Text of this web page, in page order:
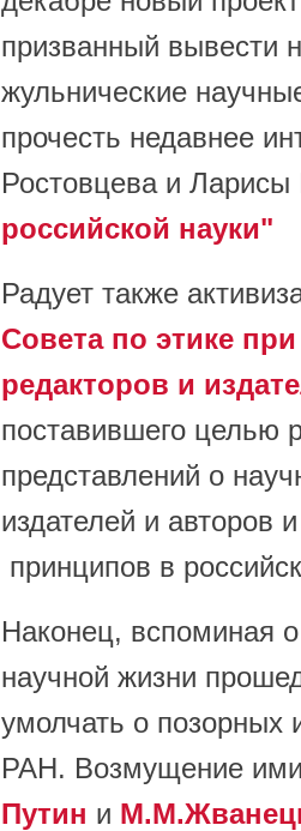
призванный вывести
жульнические
прочесть недавнее
Ростовцева и
российской науки"
Радует также
Совета по этике
редакторов и
поставившего целью
представлений о
издателей и авторов
принципов в
Наконец, вспоминая
научной жизни
умолчать о позорных
РАН. Возмущение
Путин и